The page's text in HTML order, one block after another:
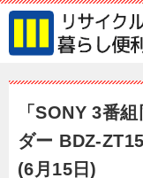
「SONY 3番
ダー BDZ-
(6月15日)